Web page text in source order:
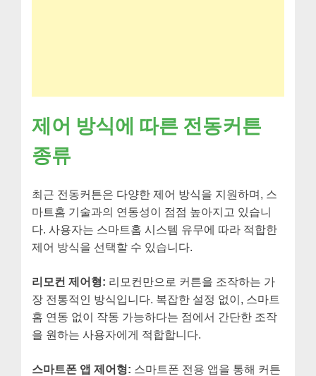
제어 방식에 따른 전동커튼
종류
최근 전동커튼은 다양한 제어 방식을 지원하며, 스
마트홈 기술과의 연동성이 점점 높아지고 있습니
다. 사용자는 스마트홈 시스템 유무에 따라 적합한
제어 방식을 선택할 수 있습니다.
리모컨 제어형: 리모컨만으로 커튼을 조작하는 가
장 전통적인 방식입니다. 복잡한 설정 없이, 스마트
홈 연동 없이 작동 가능하다는 점에서 간단한 조작
을 원하는 사용자에게 적합합니다.
스마트폰 앱 제어형: 스마트폰 전용 앱을 통해 커튼